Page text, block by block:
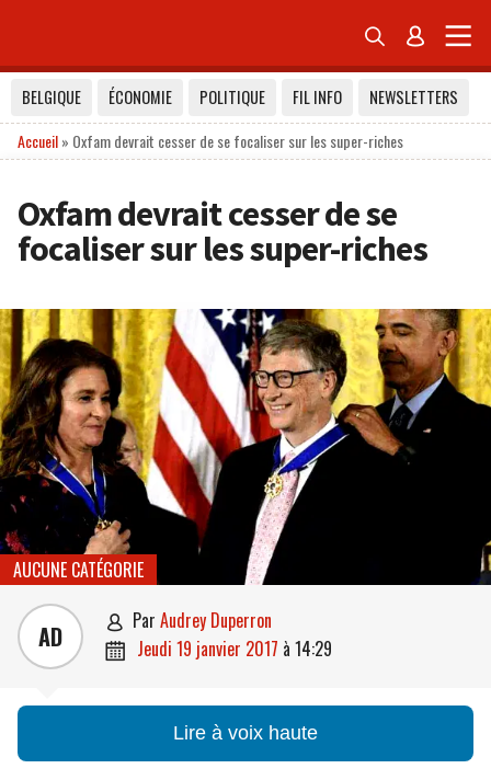
 
BELGIQUE ÉCONOMIE POLITIQUE FIL INFO
NEWSLETTERS
Accueil» Oxfam devrait cesser de se focaliser sur les super-riches
Oxfam devrait cesser de se
focaliser sur les super-riches
AUCUNE CATÉGORIE
AD  par Audrey Duperron
 jeudi 19 janvier 2017 à 14:29
Lire à voix haute